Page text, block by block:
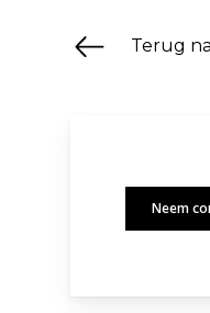
Terug
Neem